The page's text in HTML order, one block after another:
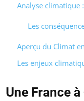
Analyse climatique
Les
Aperçu du Climat
Les enjeux
Une France à